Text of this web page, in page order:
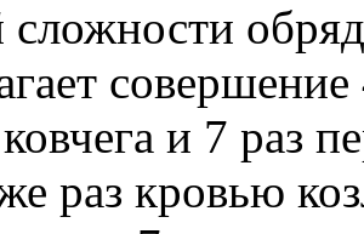
и 7 раз
раз кровью